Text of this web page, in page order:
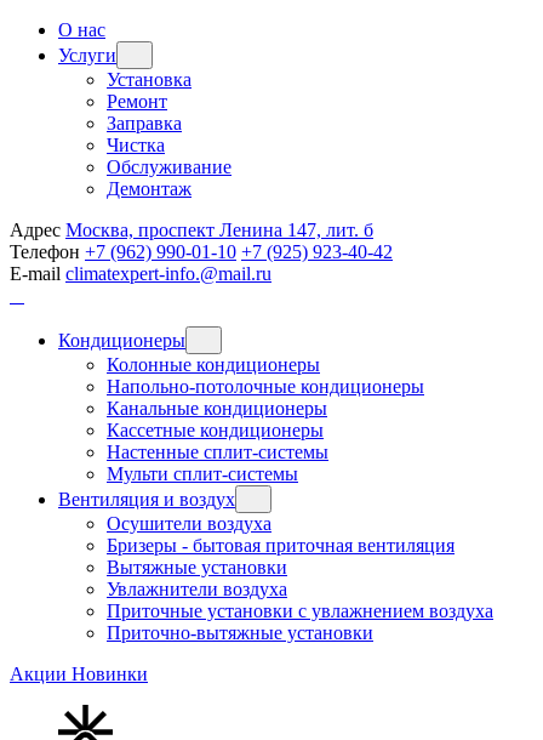
О нас
Услуги
Установка
Ремонт
Заправка
Чистка
Обслуживание
Демонтаж
Адрес Москва, проспект Ленина 147, лит. б
Телефон +7 (962) 990-01-10 +7 (925) 923-40-42
E-mail climatexpert-info.@mail.ru
Кондиционеры
Колонные кондиционеры
Напольно-потолочные кондиционеры
Канальные кондиционеры
Кассетные кондиционеры
Настенные сплит-системы
Мульти сплит-системы
Вентиляция и воздух
Осушители воздуха
Бризеры - бытовая приточная вентиляция
Вытяжные установки
Увлажнители воздуха
Приточные установки с увлажнением воздуха
Приточно-вытяжные установки
Акции Новинки